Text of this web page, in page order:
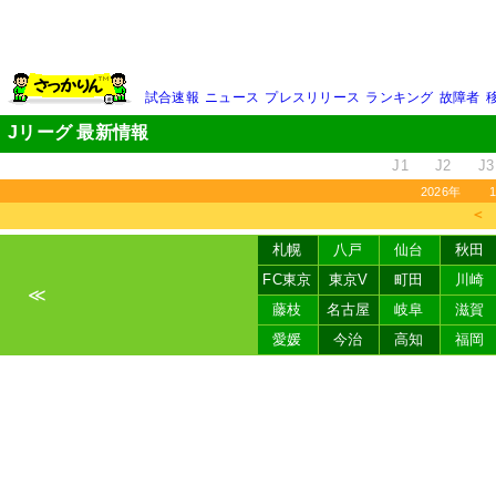
試合速報 ニュース プレスリリース ランキング 故障者
Jリーグ 最新情報
J1 J2 J3
2026年
＜
≪
札幌 八戸 仙台
秋田
FC東京
東京V 町田
川崎
藤枝
名古屋 岐阜
滋賀
愛媛
今治 高知 福岡